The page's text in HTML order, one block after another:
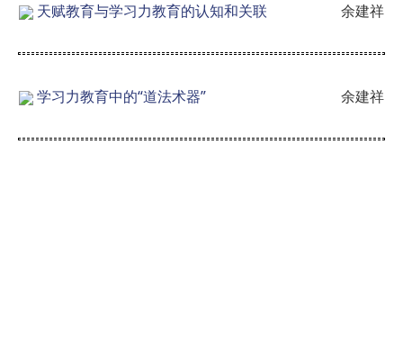
天赋教育与学习力教育的认知和关联 余建祥
学习力教育中的“道法术器” 余建祥